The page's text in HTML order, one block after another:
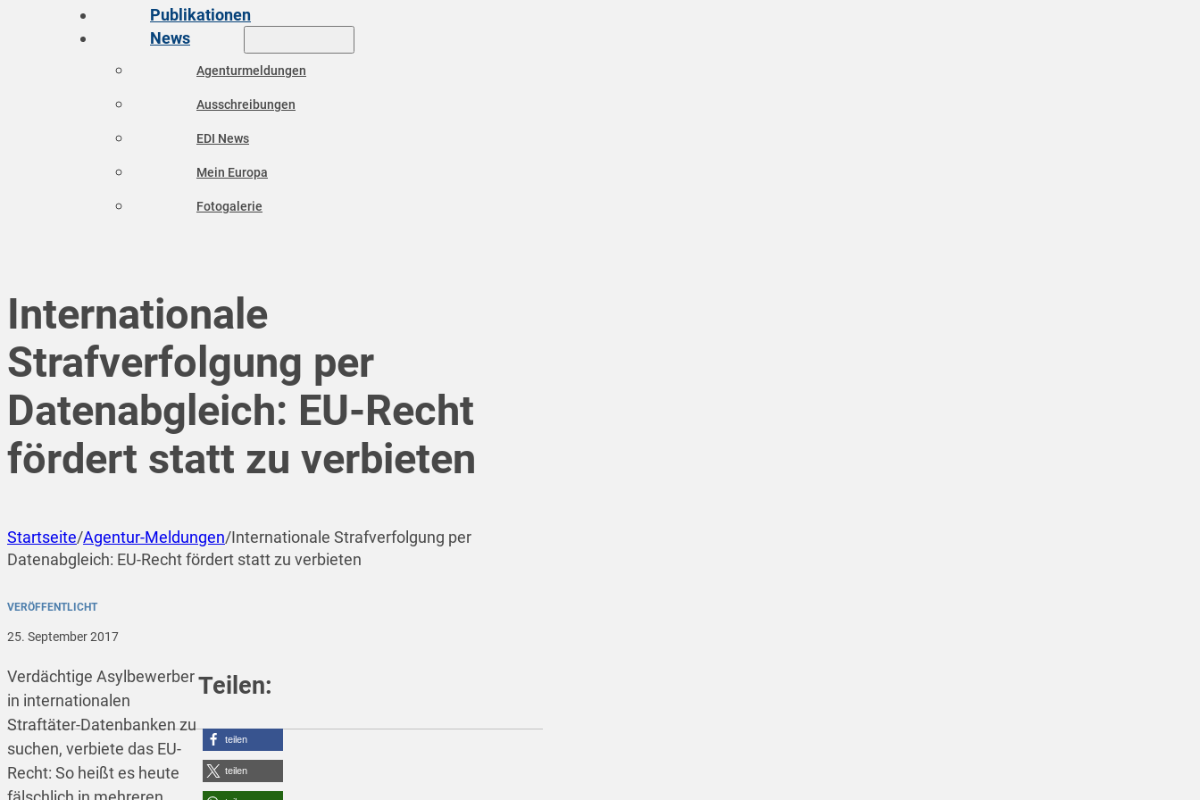
Publikationen
News
Agenturmeldungen
Ausschreibungen
EDI News
Mein Europa
Fotogalerie
Internationale
Strafverfolgung per
Datenabgleich: EU-Recht
fördert statt zu verbieten
Startseite/Agentur-Meldungen/Internationale Strafverfolgung per
Datenabgleich: EU-Recht fördert statt zu verbieten
VERÖFFENTLICHT
25. September 2017
Verdächtige Asylbewerber
in internationalen
Straftäter-Datenbanken zu
suchen, verbiete das EU-
Recht: So heißt es heute
Teilen:
teilen
teilen